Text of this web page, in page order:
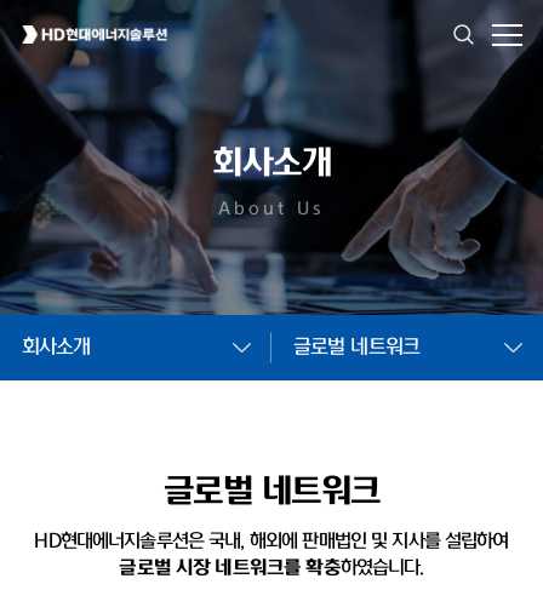
회사소개
About Us
회사소개 글로벌 네트워크
글로벌 네트워크
HD현대에너지솔루션은 국내, 해외에 판매법인 및 지사를 설립하여
글로벌 시장 네트워크를 확충하였습니다.